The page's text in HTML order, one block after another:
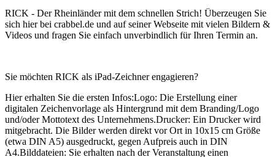
RICK - Der Rheinländer mit dem schnellen Strich! Überzeugen Sie
sich hier bei crabbel.de und auf seiner Webseite mit vielen Bildern &
Videos und fragen Sie einfach unverbindlich für Ihren Termin an.
Sie möchten RICK als iPad-Zeichner engagieren?
Hier erhalten Sie die ersten Infos:Logo: Die Erstellung einer
digitalen Zeichenvorlage als Hintergrund mit dem Branding/Logo
und/oder Mottotext des Unternehmens.Drucker: Ein Drucker wird
mitgebracht. Die Bilder werden direkt vor Ort in 10x15 cm Größe
(etwa DIN A5) ausgedruckt, gegen Aufpreis auch in DIN
A4.Bilddateien: Sie erhalten nach der Veranstaltung einen